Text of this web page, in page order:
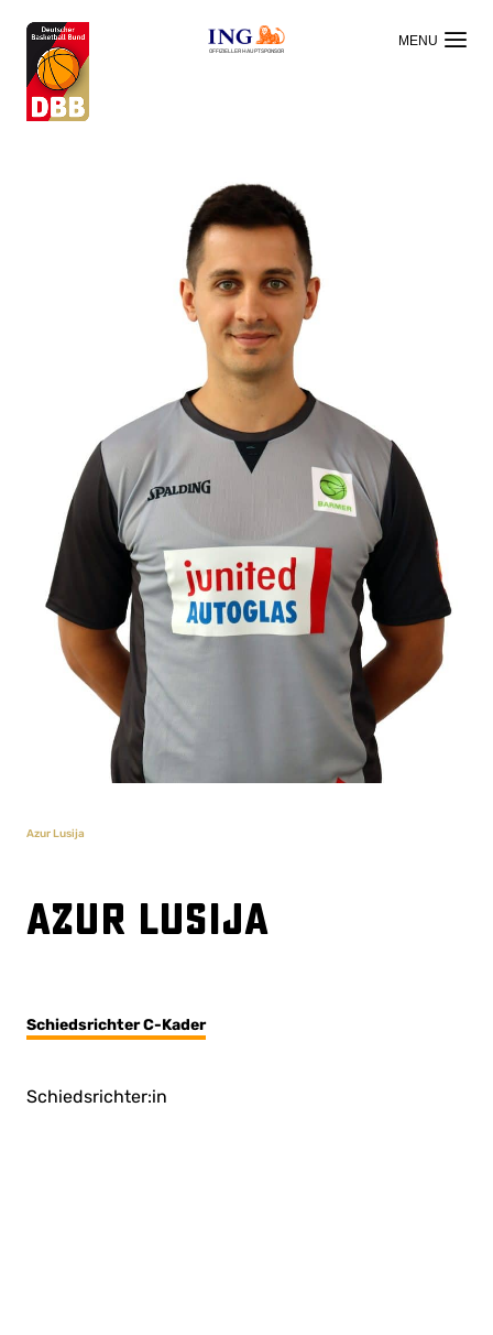
OFFIZIELLER HAUPTSPONSOR
Azur Lusija
Azur Lusija
Schiedsrichter C-Kader
Schiedsrichter:in